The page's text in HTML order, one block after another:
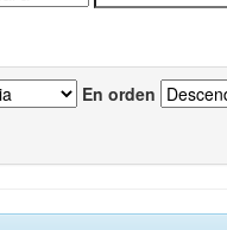
En orden